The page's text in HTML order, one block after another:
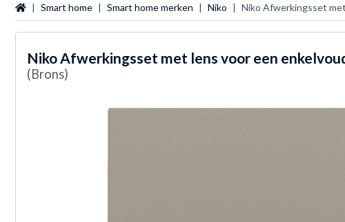
StartpaginaSmart home Smart home merken Niko Niko Afwerkingsset
NikoAfwerkingsset met lens voor een
(Brons)